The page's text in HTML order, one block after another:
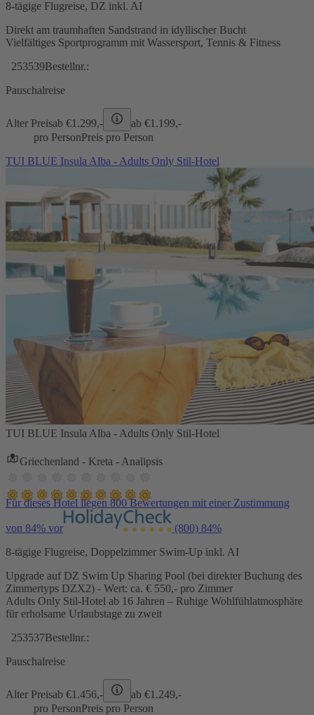
8-tägige Flugreise, DZ inkl. AI
Direkt am traumhaften Sandstrand in idyllischer Bucht
Vielfältiges Sportprogramm mit Wassersport, Tennis & Fitness
253539Bestellnr.:
Pauschalreise
Alter Preisab €1.299,- ab €1.199,-
pro PersonPreis pro Person
TUI BLUE Insula Alba - Adults Only Stil-Hotel
TUI BLUE Insula Alba - Adults Only Stil-Hotel
Griechenland - Kreta - Analipsis
Für dieses Hotel liegen 800 Bewertungen mit einer Zustimmung
von 84% vor (800) 84%
8-tägige Flugreise, Doppelzimmer Swim-Up inkl. AI
Upgrade auf DZ Swim Up Sharing Pool (bei direkter Buchung des
Zimmertyps DZX2) - Wert: ca. € 550,- pro Zimmer
Adults Only Stil-Hotel ab 16 Jahren – Ruhige Wohlfühlatmosphäre
für erholsame Urlaubstage zu zweit
253537Bestellnr.:
Pauschalreise
Alter Preisab €1.456,- ab €1.249,-
pro PersonPreis pro Person